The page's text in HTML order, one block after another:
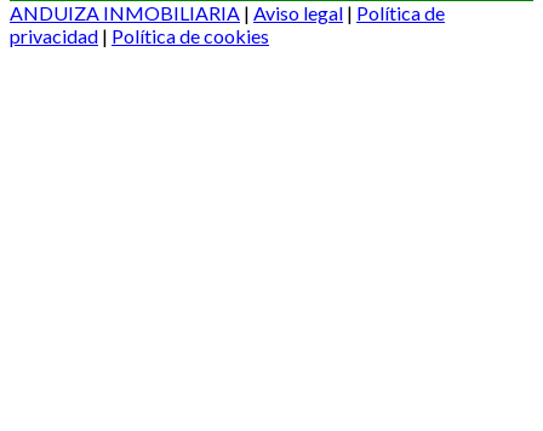
ANDUIZA INMOBILIARIA | Aviso legal | Política de
privacidad | Política de cookies